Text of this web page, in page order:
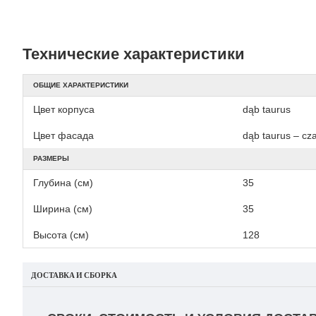
Технические характеристики
ОБЩИЕ ХАРАКТЕРИСТИКИ
Цвет корпуса dąb taurus
Цвет фасада dąb taurus –
РАЗМЕРЫ
Глубина (см) 35
Ширина (см) 35
Высота (см) 128
ДОСТАВКА И СБОРКА